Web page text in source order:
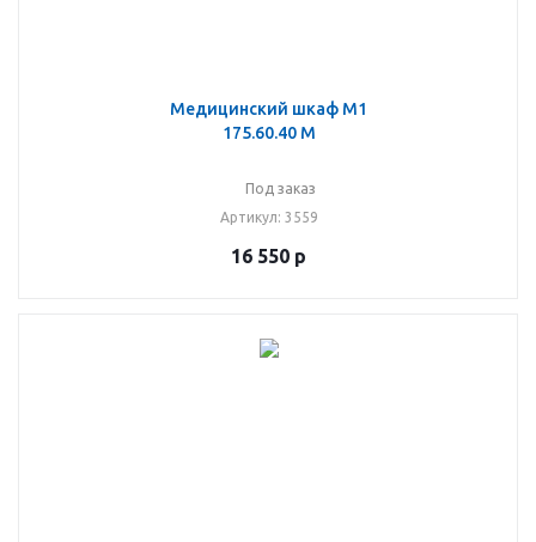
Медицинский шкаф М1
175.60.40 М
Под заказ
Артикул: 3559
16 550 р